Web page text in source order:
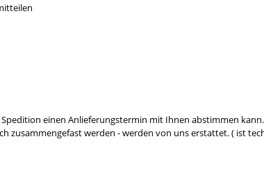
einen Anlieferungstermin mit Ihnen abstimmen kann.
zusammengefast werden - werden von uns erstattet. ( ist